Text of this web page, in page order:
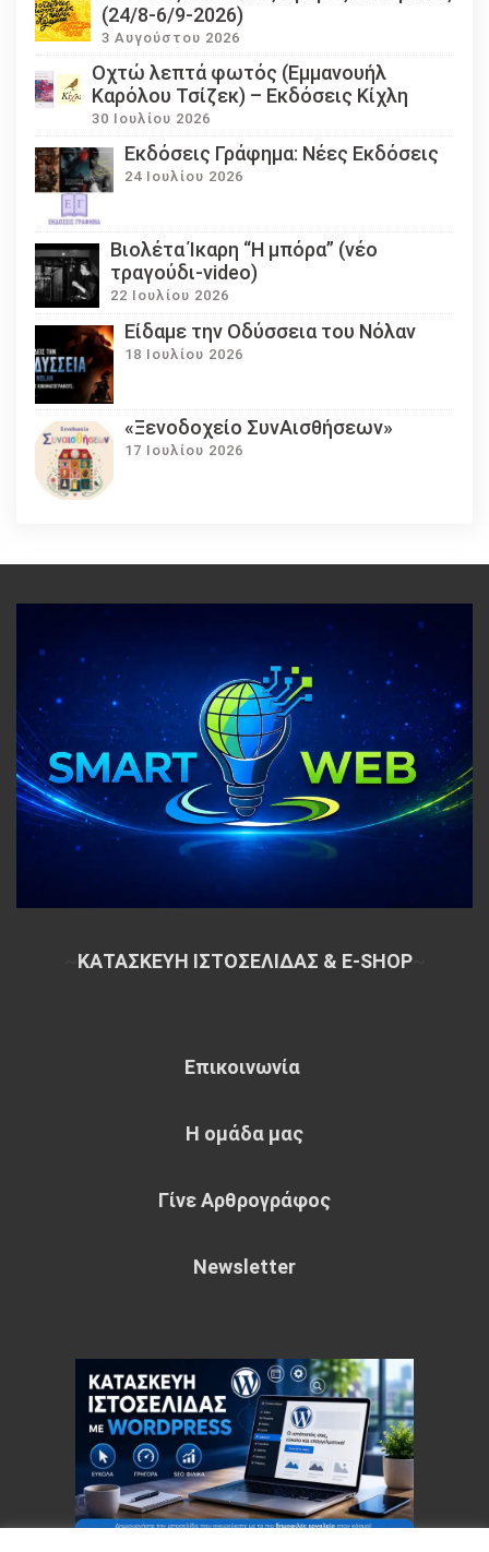
(24/8-6/9-2026)
3 Αυγούστου 2026
Οχτώ λεπτά φωτός (Εμμανουήλ
Καρόλου Τσίζεκ) – Εκδόσεις Κίχλη
30 Ιουλίου 2026
Εκδόσεις Γράφημα: Νέες Εκδόσεις
24 Ιουλίου 2026
Βιολέτα Ίκαρη “Η μπόρα” (νέο
τραγούδι-video)
22 Ιουλίου 2026
Eίδαμε την Οδύσσεια του Νόλαν
18 Ιουλίου 2026
«Ξενοδοχείο ΣυνΑισθήσεων»
17 Ιουλίου 2026
ΚΑΤΑΣΚΕΥΗ ΙΣΤΟΣΕΛΙΔΑΣ & E-SHOP~
Επικοινωνία
Η ομάδα μας
Γίνε Αρθρογράφος
Newsletter